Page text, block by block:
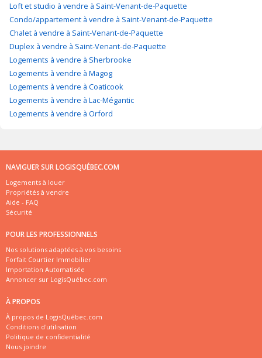
Loft et studio à vendre à Saint-Venant-de-Paquette
Condo/appartement à vendre à Saint-Venant-de-Paquette
Chalet à vendre à Saint-Venant-de-Paquette
Duplex à vendre à Saint-Venant-de-Paquette
Logements à vendre à Sherbrooke
Logements à vendre à Magog
Logements à vendre à Coaticook
Logements à vendre à Lac-Mégantic
Logements à vendre à Orford
NAVIGUER SUR LOGISQUÉBEC.COM
Logements à louer
Propriétés à vendre
Aide - FAQ
Sécurité
POUR LES PROFESSIONNELS
Nos solutions adaptées à vos besoins
Forfait Courtier Immobilier
Importation Automatisée
Annoncer sur LogisQuébec.com
À PROPOS
À propos de LogisQuébec.com
Conditions d'utilisation
Politique de confidentialité
Nous joindre